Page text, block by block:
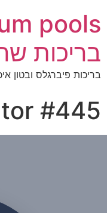
פיברגלס ובטון